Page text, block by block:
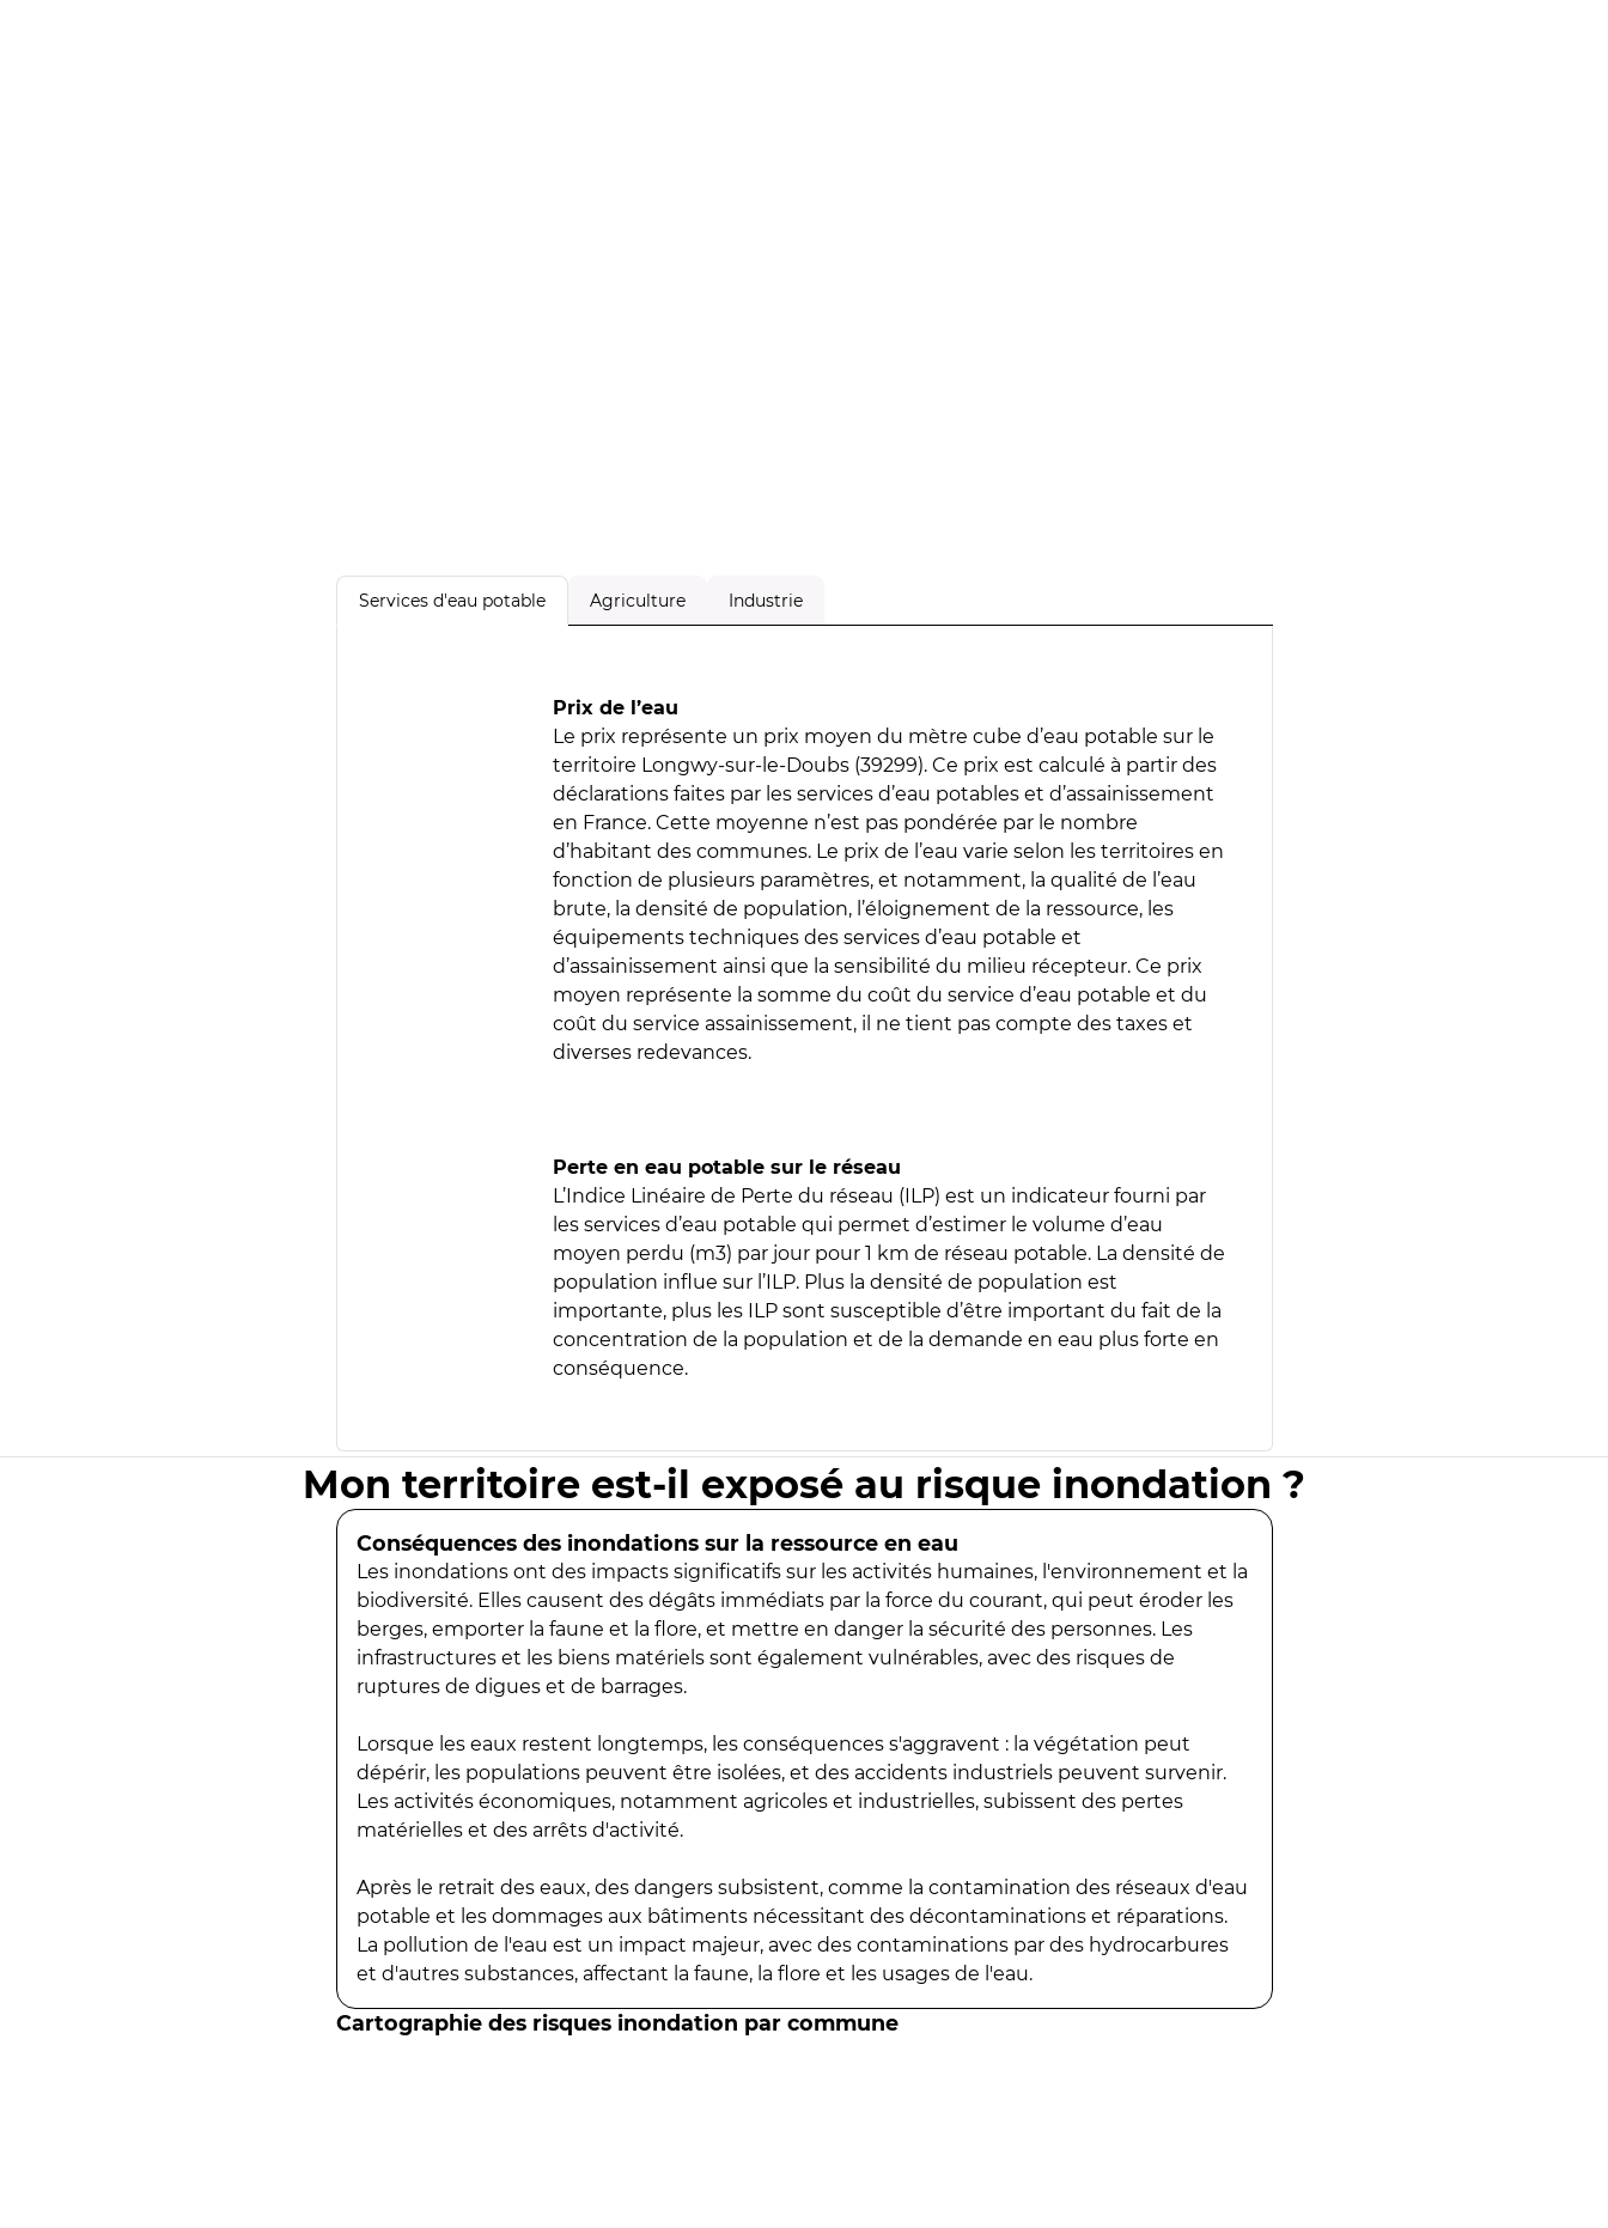
Services d'eau potable Agriculture Industrie
Prix de l’eau
Le prix représente un prix moyen du mètre cube d’eau potable sur le
territoire Longwy-sur-le-Doubs (39299). Ce prix est calculé à partir des
déclarations faites par les services d’eau potables et d’assainissement
en France. Cette moyenne n’est pas pondérée par le nombre
d’habitant des communes. Le prix de l’eau varie selon les territoires en
fonction de plusieurs paramètres, et notamment, la qualité de l’eau
brute, la densité de population, l’éloignement de la ressource, les
équipements techniques des services d’eau potable et
d’assainissement ainsi que la sensibilité du milieu récepteur. Ce prix
moyen représente la somme du coût du service d’eau potable et du
coût du service assainissement, il ne tient pas compte des taxes et
diverses redevances.
Perte en eau potable sur le réseau
L’Indice Linéaire de Perte du réseau (ILP) est un indicateur fourni par
les services d’eau potable qui permet d’estimer le volume d’eau
moyen perdu (m3) par jour pour 1 km de réseau potable. La densité de
population influe sur l’ILP. Plus la densité de population est
importante, plus les ILP sont susceptible d’être important du fait de la
concentration de la population et de la demande en eau plus forte en
conséquence.
Mon territoire est-il exposé au risque inondation ?
Conséquences des inondations sur la ressource en eau
Les inondations ont des impacts significatifs sur les activités humaines, l'environnement et la
biodiversité. Elles causent des dégâts immédiats par la force du courant, qui peut éroder les
berges, emporter la faune et la flore, et mettre en danger la sécurité des personnes. Les
infrastructures et les biens matériels sont également vulnérables, avec des risques de
ruptures de digues et de barrages.
Lorsque les eaux restent longtemps, les conséquences s'aggravent : la végétation peut
dépérir, les populations peuvent être isolées, et des accidents industriels peuvent survenir.
Les activités économiques, notamment agricoles et industrielles, subissent des pertes
matérielles et des arrêts d'activité.
Après le retrait des eaux, des dangers subsistent, comme la contamination des réseaux d'eau
potable et les dommages aux bâtiments nécessitant des décontaminations et réparations.
La pollution de l'eau est un impact majeur, avec des contaminations par des hydrocarbures
et d'autres substances, affectant la faune, la flore et les usages de l'eau.
Cartographie des risques inondation par commune